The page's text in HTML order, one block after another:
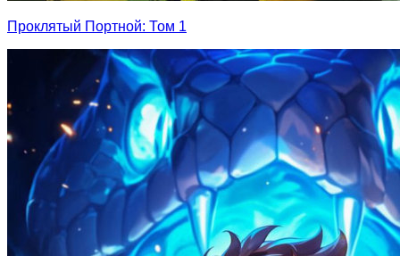
Проклятый Портной: Том 1